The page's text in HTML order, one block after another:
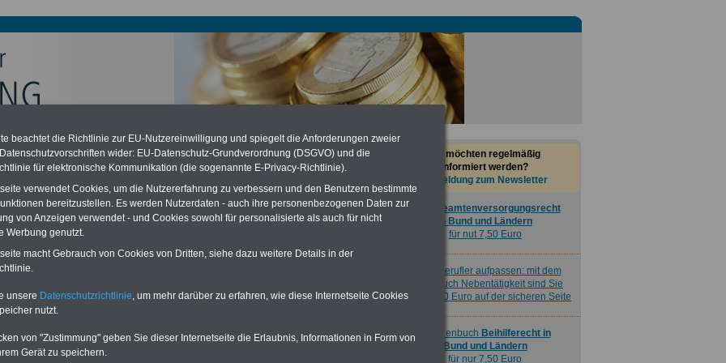
auch für Ruhestandsbeamte (zu geringe Alimentation)
hat die Berliner Landesbesoldung für verfassungs-
(Berlin muss bisMärz 2027 eine Neuregelung der Besoldung
Auch beim Bund (Beamte & Ruhestandsbeamte) gibt es teilweise
(Medienberichten zufolge liegt diese für alle (!) Beamte
mind.3.000 und 13.000 Euro, Der INFO-SERVICE gibt hierzu eine
heraus, die unmittelbar nach dem Beschluss des Gesetzentwurfs der
vorgelegt wird (im II. Quartal.2026 >>>
.
Verwaltungswirt Besoldung durchschnittliche Vergütung
Zehn OnlineBücher & eBooks für den Öffentlichen Dienst oder
Sie möchten regelmäßig
informiert werden?
Anmeldung zum Newsletter
für nur 7,50 Euro auf der sicheren Seite
Taschenbuch
Bund und Ländern
für nur 7,50 Euro
Beamtenversorgungsrecht
in Bund und Ländern
für nut 7,50 Euro
Nebenberufler aufpassen: mit dem
OnlineBuch Nebentätigkeit sind Sie
für nur 7,50 Euro auf der sicheren Seite
Taschenbuch Beihilferecht in
Bund und Ländern
für nur 7,50 Euro
beachtet die Richtlinie zur EU-Nutzereinwilligung und spiegelt die Anforderungen zweier
wider: EU-Datenschutz-Grundverordnung (DSGVO) und die
für elektronische Kommunikation (die sogenannte E-Privacy-Richtlinie).
verwendet Cookies, um die Nutzererfahrung zu verbessern und den Benutzern bestimmte
bereitzustellen. Es werden Nutzerdaten - auch ihre personenbezogenen Daten zur
von Anzeigen verwendet - und Cookies sowohl für personalisierte als auch für nicht
Werbung genutzt.
macht Gebrauch von Cookies von Dritten, siehe dazu weitere Details in der
unsere Datenschutzrichtlinie, um mehr darüber zu erfahren, wie diese Internetseite Cookies
nutzt.
von "Zustimmung" geben Sie dieser Internetseite die Erlaubnis, Informationen in Form von
Gerät zu speichern.